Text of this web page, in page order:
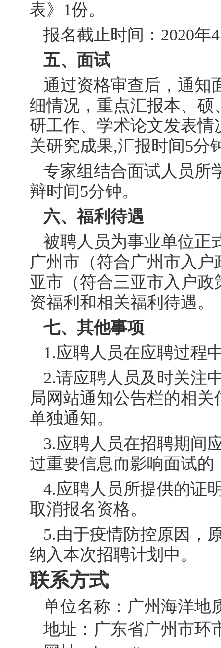
表》1份。
报名截止时间：2020年
五、面试
通过资格审查后，通知
细情况，重点汇报本、
研工作、学术论文发表
关研究成果,汇报时间5分
专家组结合面试人员所
辩时间5分钟。
六、福利待遇
被聘人员为事业单位正
广州市（符合广州市入
亚市（符合三亚市入户
资福利和相关福利待遇。
七、其他事项
1.应聘人员在应聘过程
2.请应聘人员及时关注
局网站通知公告栏的相
单独通知。
3.应聘人员在招聘期间
过重要信息而影响面试的
4.应聘人员所提供的证
取消报名资格。
5.由于疫情防控原因，
纳入本次招聘计划中。
联系方式
单位名称：广州海洋地
地址：广东省广州市环